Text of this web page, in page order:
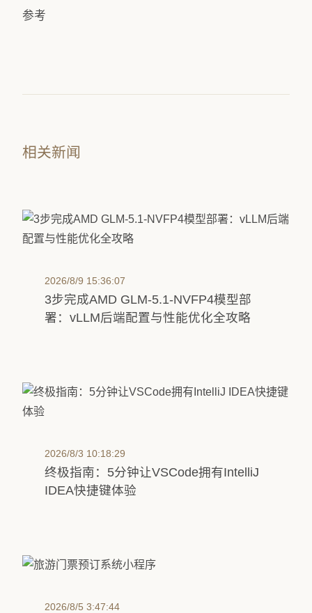
参考
相关新闻
2026/8/9 15:36:07
3步完成AMD GLM-5.1-NVFP4模型部
署：vLLM后端配置与性能优化全攻略
2026/8/3 10:18:29
终极指南：5分钟让VSCode拥有IntelliJ
IDEA快捷键体验
2026/8/5 3:47:44